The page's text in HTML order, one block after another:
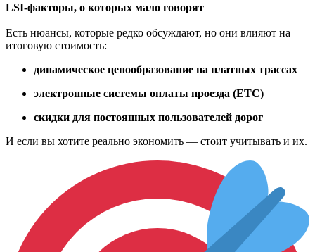
LSI-факторы, о которых мало говорят
Есть нюансы, которые редко обсуждают, но они влияют на
итоговую стоимость:
динамическое ценообразование на платных трассах
электронные системы оплаты проезда (ETC)
скидки для постоянных пользователей дорог
И если вы хотите реально экономить — стоит учитывать и их.